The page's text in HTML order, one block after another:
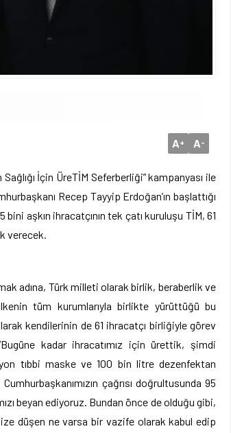
A+ A-
İçin ÜreTİM Seferberliği” kampanyası ile
Recep Tayyip Erdoğan’ın başlattığı
bini aşkın ihracatçının tek çatı kuruluşu TİM, 61
verecek.
adına, Türk milleti olarak birlik, beraberlik ve
tüm kurumlarıyla birlikte yürüttüğü bu
kendilerinin de 61 ihracatçı birliğiyle görev
kadar ihracatımız için ürettik, şimdi
tıbbi maske ve 100 bin litre dezenfektan
çağrısı doğrultusunda 95
beyan ediyoruz. Bundan önce de olduğu gibi,
düşen ne varsa bir vazife olarak kabul edip